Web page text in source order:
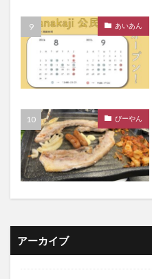
あいあん
びーやん
アーカイブ